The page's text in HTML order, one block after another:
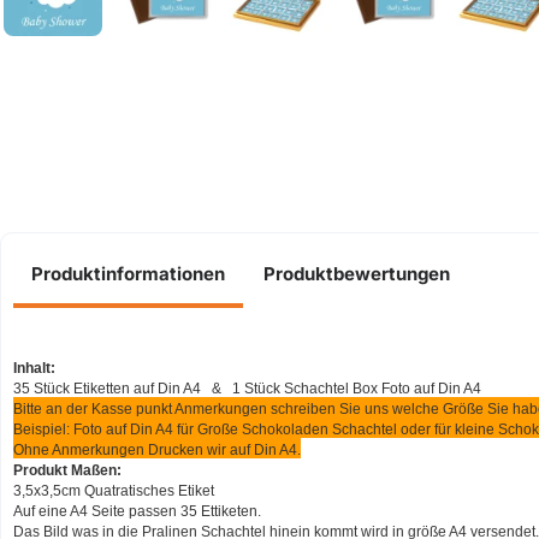
Produktinformationen Produktbewertungen
Inhalt:
35 Stück Etiketten auf Din A4 & 1 Stück Schachtel Box Foto auf Din A4
Bitte an der Kasse punkt Anmerkungen schreiben Sie uns welche Größe Sie
Beispiel: Foto auf Din A4 für Große Schokoladen Schachtel oder für kleine
Ohne Anmerkungen Drucken wir auf Din A4.
Produkt Maßen:
3,5x3,5cm Quatratisches Etiket
Auf eine A4 Seite passen 35 Ettiketen.
Das Bild was in die Pralinen Schachtel hinein kommt wird in größe A4 versendet.